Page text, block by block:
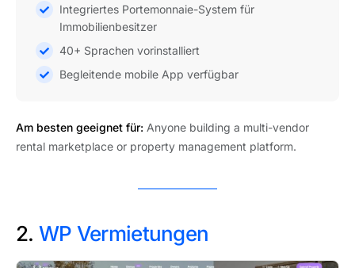
Integriertes Portemonnaie-System für
Immobilienbesitzer
40+ Sprachen vorinstalliert
Begleitende mobile App verfügbar
Am besten geeignet für: Anyone building a multi-vendor
rental marketplace or property management platform.
2. WP Vermietungen